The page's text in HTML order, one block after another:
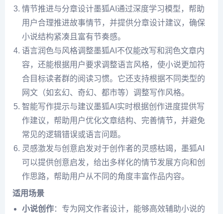
情节推进与分章设计墨狐AI通过深度学习模型，帮助
用户合理推进故事情节，并提供分章设计建议，确保
小说结构紧凑且富有节奏感。
语言润色与风格调整墨狐AI不仅能改写和润色文章内
容，还能根据用户要求调整语言风格，使小说更加符
合目标读者群的阅读习惯。它还支持根据不同类型的
网文（如玄幻、奇幻、都市等）调整写作风格。
智能写作提示与建议墨狐AI实时根据创作进度提供写
作建议，帮助用户优化文章结构、完善情节，并避免
常见的逻辑错误或语言问题。
灵感激发与创意启发对于创作者的灵感枯竭，墨狐AI
可以提供创意启发，给出多样化的情节发展方向和创
作思路，帮助用户从不同的角度丰富作品内容。
适用场景
小说创作：专为网文作者设计，能够高效辅助小说的